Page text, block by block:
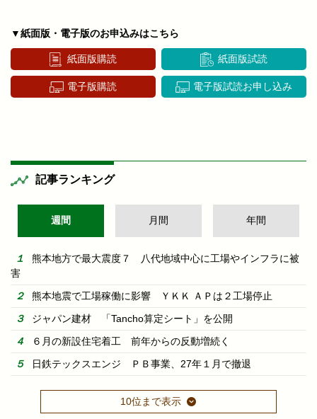
▼紙面版・電子版のお申込みはこちら
紙面版購読 紙面版試読
電子版購読 電子版試読お申し込み
記事ランキング
週間 月間 年間
熊本地方で最大震度７ 八代地域中心に工場やインフラに被
害
熊本地震で工場稼働に影響 ＹＫＫ ＡＰは２工場停止
ジャパン建材 「Tancho算定シート」を公開
６月の新設住宅着工 前年からの反動増続く
日鉄テックスエンジ ＰＢ事業、27年１月で撤退
10位まで表示